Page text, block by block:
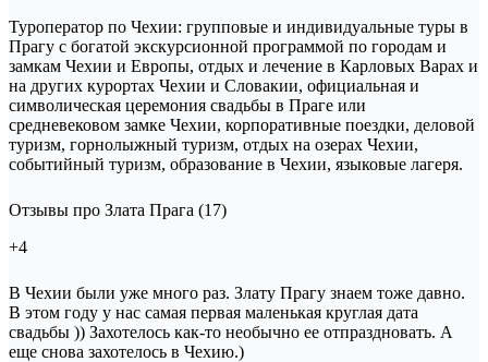
Туроператор по Чехии: групповые и индивидуальные туры в
Прагу с богатой экскурсионной программой по городам и
замкам Чехии и Европы, отдых и лечение в Карловых Варах и
на других курортах Чехии и Словакии, официальная и
символическая церемония свадьбы в Праге или
средневековом замке Чехии, корпоративные поездки, деловой
туризм, горнолыжный туризм, отдых на озерах Чехии,
событийный туризм, образование в Чехии, языковые лагеря.
Отзывы про Злата Прага (17)
+4
В Чехии были уже много раз. Злату Прагу знаем тоже давно.
В этом году у нас самая первая маленькая круглая дата
свадьбы )) Захотелось как-то необычно ее отпраздновать. А
еще снова захотелось в Чехию.)